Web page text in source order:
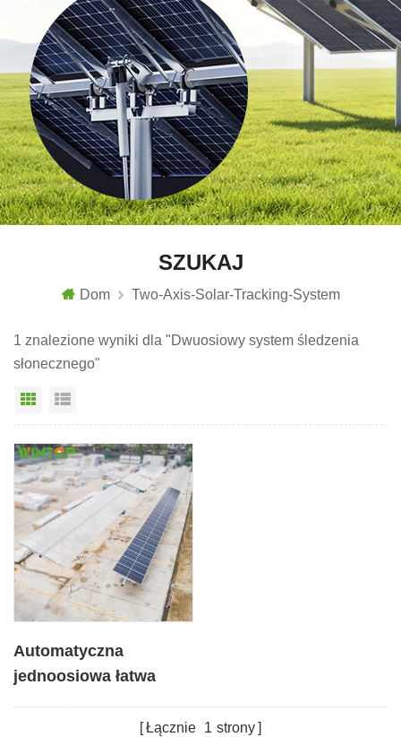
SZUKAJ
Dom Two-Axis-Solar-Tracking-System
1 znalezione wyniki dla "Dwuosiowy system śledzenia
słonecznego"
Widok siatki
Automatyczna
jednoosiowa łatwa
Łącznie 1 strony